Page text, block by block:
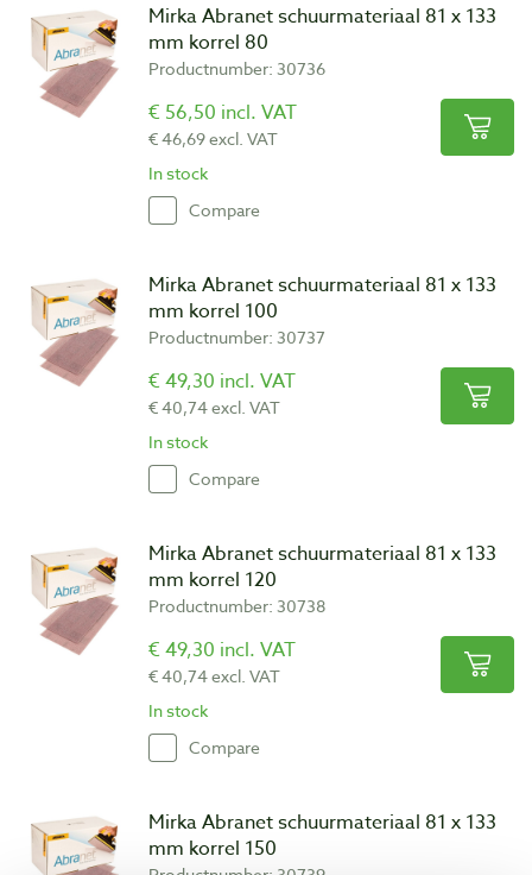
Mirka Abranet schuurmateriaal 81 x 133
mm korrel 80
Productnumber: 30736
€ 56,50 incl. VAT
€ 46,69 excl. VAT
In stock
Compare
Mirka Abranet schuurmateriaal 81 x 133
mm korrel 100
Productnumber: 30737
€ 49,30 incl. VAT
€ 40,74 excl. VAT
In stock
Compare
Mirka Abranet schuurmateriaal 81 x 133
mm korrel 120
Productnumber: 30738
€ 49,30 incl. VAT
€ 40,74 excl. VAT
In stock
Compare
Mirka Abranet schuurmateriaal 81 x 133
mm korrel 150